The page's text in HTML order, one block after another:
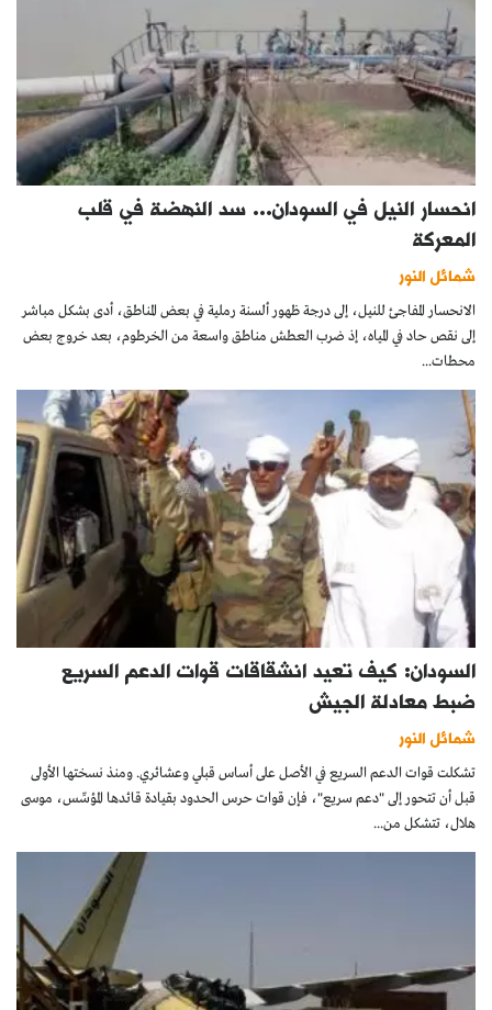
انحسار النيل في السودان… سد النهضة في قلب
المعركة
شمائل النور
الانحسار المفاجئ للنيل، إلى درجة ظهور ألسنة رملية في بعض المناطق، أدى بشكل مباشر
إلى نقص حاد في المياه، إذ ضرب العطش مناطق واسعة من الخرطوم، بعد خروج بعض
محطات...
السودان: كيف تعيد انشقاقات قوات الدعم السريع
ضبط معادلة الجيش
شمائل النور
تشكلت قوات الدعم السريع في الأصل على أساس قبلي وعشائري. ومنذ نسختها الأولى
قبل أن تتحور إلى "دعم سريع"، فإن قوات حرس الحدود بقيادة قائدها المؤسِّس، موسى
هلال، تتشكل من...